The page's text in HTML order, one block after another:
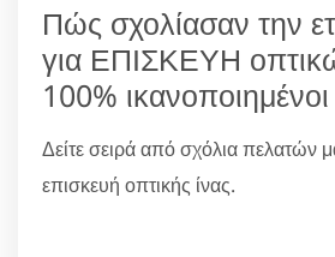
Πώς σχολίασαν την
για ΕΠΙΣΚΕΥΗ
100%
Δείτε σειρά από σχόλια πελατών
επισκευή οπτικής ίνας.